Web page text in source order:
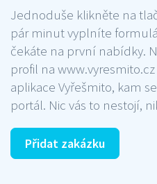
Jednoduše klikněte na
pár minut vyplníte
čekáte na první nabídky.
profil na
aplikace Vyřešmito, kam
portál. Nic vás to nestojí,
Přidat zakázku